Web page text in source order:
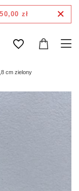
zł
cm zielony